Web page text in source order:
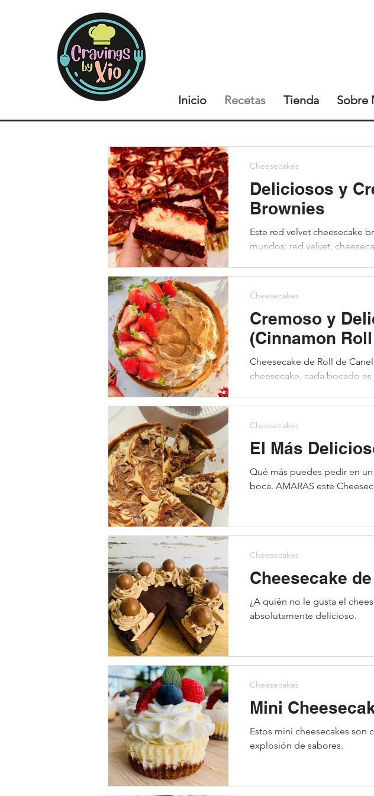
Inicio Recetas Tienda Sobre
Deliciosos y
Brownies
Este red velvet cheesecake
mundos: red velvet,
Cheesecakes
Cremoso y Delicioso
(Cinnamon
Cheesecake de Roll de
cheesecake, cada bocado
Cheesecakes
El Más
Qué más puedes pedir en
boca. AMARAS este
Cheesecakes
Cheesecake
¿A quién no le gusta el
absolutamente delicioso.
Cheesecakes
Mini
Estos mini cheesecakes son
explosión de sabores.
Cheesecakes